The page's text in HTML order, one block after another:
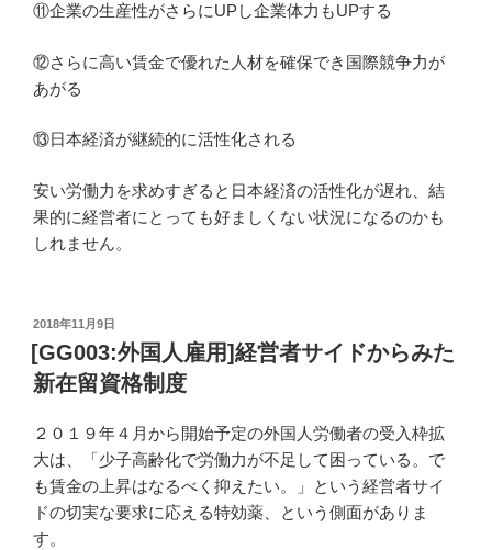
⑪企業の生産性がさらにUPし企業体力もUPする
⑫さらに高い賃金で優れた人材を確保でき国際競争力が
あがる
⑬日本経済が継続的に活性化される
安い労働力を求めすぎると日本経済の活性化が遅れ、結
果的に経営者にとっても好ましくない状況になるのかも
しれません。
投
稿
日:
2018年11月9日
[GG003:外国人雇用]経営者サイドからみた
新在留資格制度
２０１９年４月から開始予定の外国人労働者の受入枠拡
大は、「少子高齢化で労働力が不足して困っている。で
も賃金の上昇はなるべく抑えたい。」という経営者サイ
ドの切実な要求に応える特効薬、という側面がありま
す。